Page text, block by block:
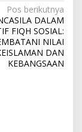
Pos berikutnya
DALAM
FIQH SOSIAL:
NILAI
DAN
KEBANGSAAN